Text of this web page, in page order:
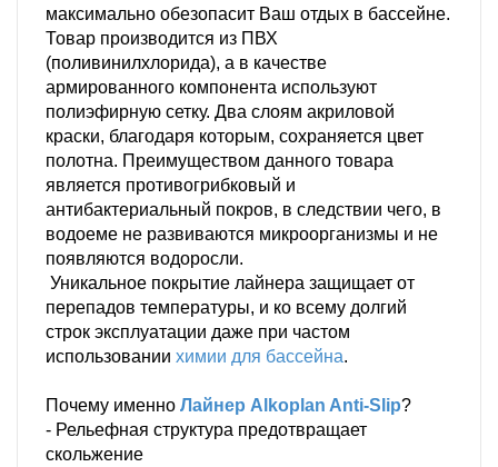
максимально обезопасит Ваш отдых в бассейне.
Товар производится из ПВХ
(поливинилхлорида), а в качестве
армированного компонента используют
полиэфирную сетку. Два слоям акриловой
краски, благодаря которым, сохраняется цвет
полотна. Преимуществом данного товара
является противогрибковый и
антибактериальный покров, в следствии чего, в
водоеме не развиваются микроорганизмы и не
появляются водоросли.
Уникальное покрытие лайнера защищает от
перепадов температуры, и ко всему долгий
строк эксплуатации даже при частом
использовании химии для бассейна.
Почему именно Лайнер Alkoplan Anti-Slip?
- Рельефная структура предотвращает
скольжение